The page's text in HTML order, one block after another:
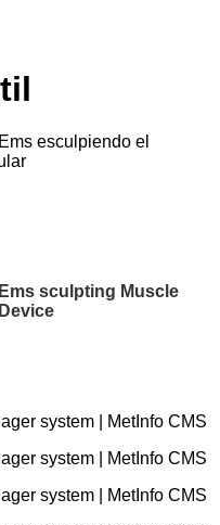
esculpiendo el
sculpting Muscle